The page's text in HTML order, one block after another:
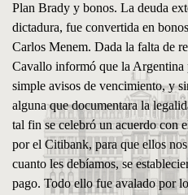
Plan Brady y bonos. La deuda
dictadura, fue convertida en
Carlos Menem. Dada la falta de
Cavallo informó que la Argentina
simple avisos de vencimiento, y
alguna que documentara la
tal fin se celebró un acuerdo con
por el Citibank, para que ellos
cuanto les debíamos, se
pago. Todo ello fue avalado por